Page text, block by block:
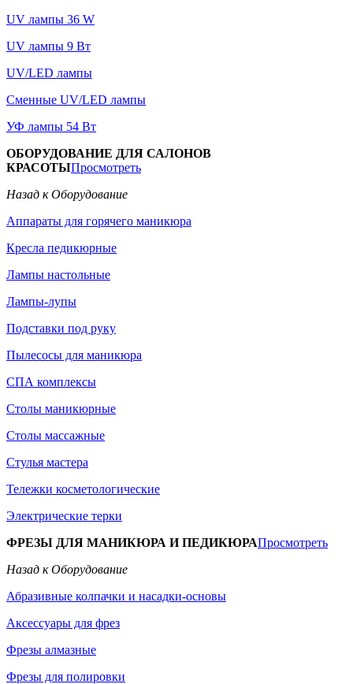
UV лампы 36 W
UV лампы 9 Вт
UV/LED лампы
Сменные UV/LED лампы
УФ лампы 54 Вт
ОБОРУДОВАНИЕ ДЛЯ САЛОНОВ
КРАСОТЫПросмотреть
Назад к Оборудование
Аппараты для горячего маникюра
Кресла педикюрные
Лампы настольные
Лампы-лупы
Подставки под руку
Пылесосы для маникюра
СПА комплексы
Столы маникюрные
Столы массажные
Стулья мастера
Тележки косметологические
Электрические терки
ФРЕЗЫ ДЛЯ МАНИКЮРА И ПЕДИКЮРАПросмотреть
Назад к Оборудование
Абразивные колпачки и насадки-основы
Аксессуары для фрез
Фрезы алмазные
Фрезы для полировки